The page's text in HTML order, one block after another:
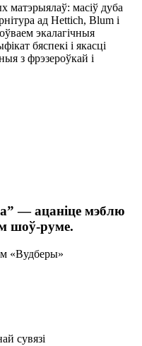
матэрыялаў: масіў дуба
ад Hettich, Blum і
экалагічныя
бяспекі і якасці
з фрэзероўкай і
— ацаніце мэблю
шоў-руме.
«Вудберы»
сувязі